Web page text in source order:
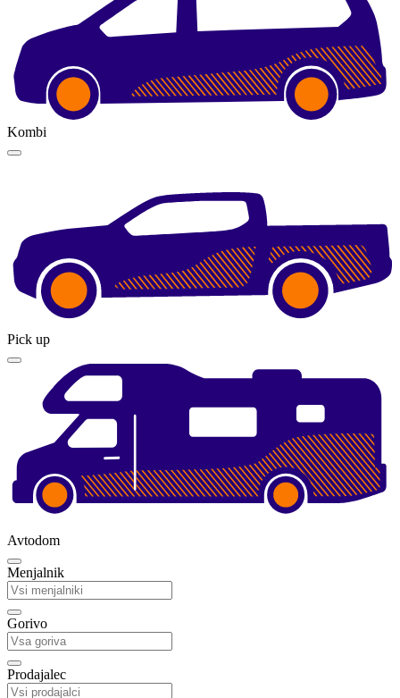
Kombi
Pick up
Avtodom
Menjalnik
Gorivo
Prodajalec